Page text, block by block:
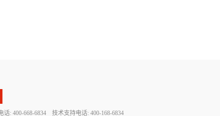
话: 400-668-6834 技术支持电话: 400-168-6834